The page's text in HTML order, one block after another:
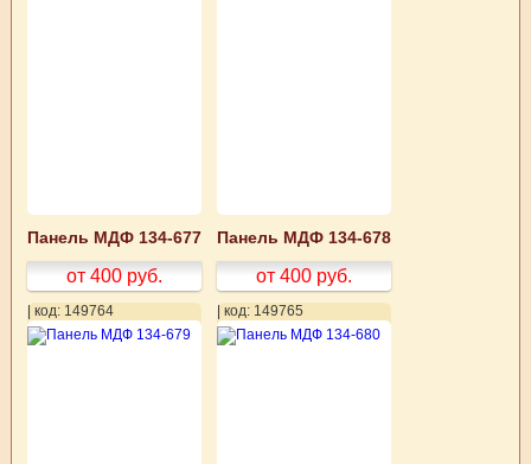
Панель МДФ 134-677
от 400 руб.
Панель МДФ 134-678
от 400 руб.
| код: 149764 | код: 149765